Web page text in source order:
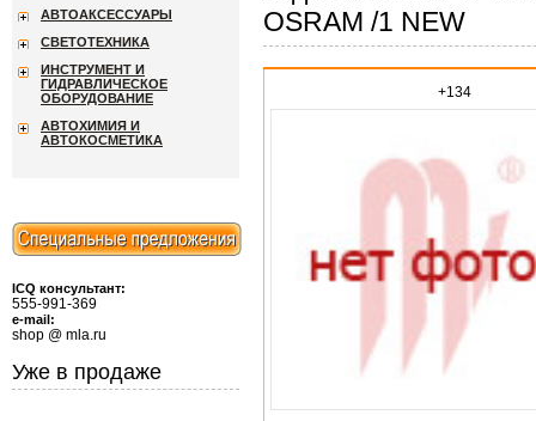
OSRAM /1 NEW
+134
АВТОАКСЕССУАРЫ
СВЕТОТЕХНИКА
ИНСТРУМЕНТ И
ГИДРАВЛИЧЕСКОЕ
ОБОРУДОВАНИЕ
АВТОХИМИЯ И
АВТОКОСМЕТИКА
ICQ консультант:
555-991-369
e-mail:
shop @ mla.ru
Уже в продаже